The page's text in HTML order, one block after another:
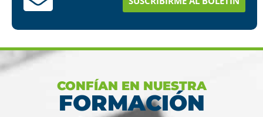
CONFÍAN EN NUESTRA
FORMACIÓN